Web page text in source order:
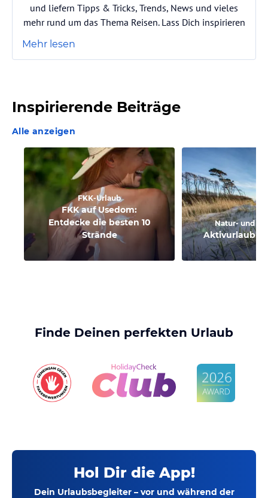
und liefern Tipps & Tricks, Trends, News und vieles
mehr rund um das Thema Reisen. Lass Dich inspirieren
Mehr lesen
Inspirierende Beiträge
Alle anzeigen
FKK-Urlaub
FKK auf Usedom:
Entdecke die besten 10
Strände
Natur- und
Aktivurlaub
Finde Deinen perfekten Urlaub
Hol Dir die App!
Dein Urlaubsbegleiter – vor und während der